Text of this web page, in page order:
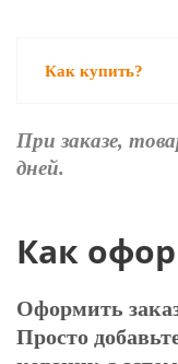
Как купить?
При заказе,
дней.
Как
Оформить
Просто